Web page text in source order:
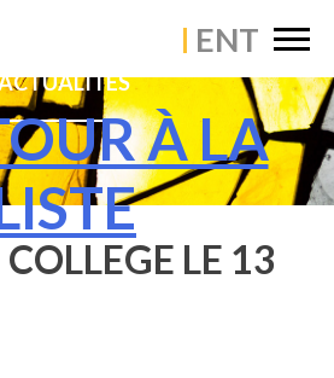
À LA
×
LE 13